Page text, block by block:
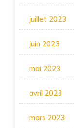
juillet 2023
juin 2023
mai 2023
avril 2023
mars 2023